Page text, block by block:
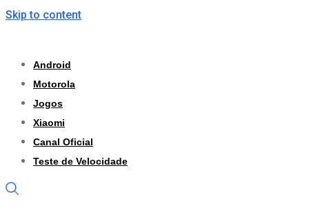
Skip to content
Android
Motorola
Jogos
Xiaomi
Canal Oficial
Teste de Velocidade